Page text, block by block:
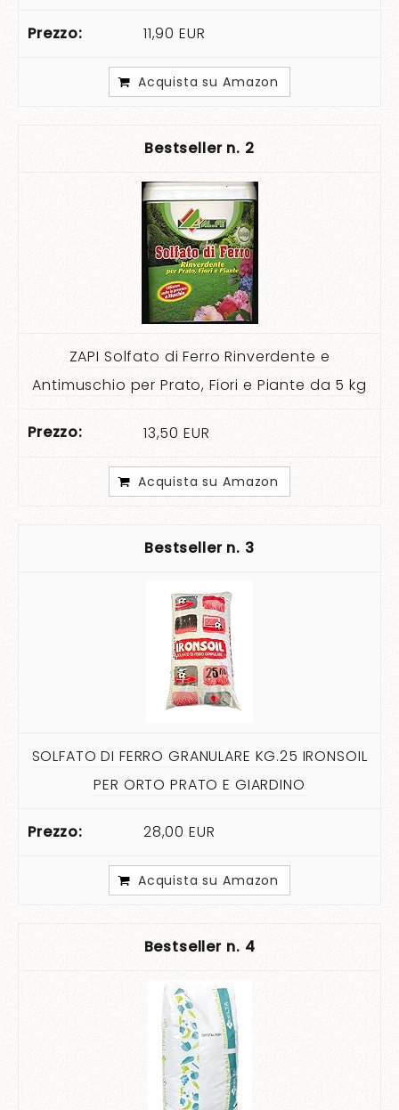
11,90 EUR
Acquista su Amazon
2
ZAPI Solfato di Ferro Rinverdente e
Antimuschio per Prato, Fiori e Piante da 5 kg
13,50 EUR
Acquista su Amazon
3
SOLFATO DI FERRO GRANULARE KG.25 IRONSOIL
PER ORTO PRATO E GIARDINO
28,00 EUR
Acquista su Amazon
4